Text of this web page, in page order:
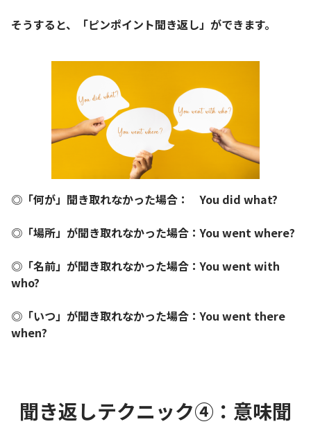
そうすると、「ピンポイント聞き返し」ができます。
◎「何が」聞き取れなかった場合： You did what?
◎「場所」が聞き取れなかった場合：You went where?
◎「名前」が聞き取れなかった場合：You went with
who?
◎「いつ」が聞き取れなかった場合：You went there
when?
聞き返しテクニック④：意味聞